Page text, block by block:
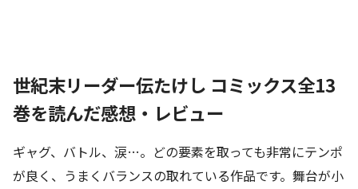
世紀末リーダー伝たけし コミックス全13
巻を読んだ感想・レビュー
ギャグ、バトル、涙…。どの要素を取っても非常にテンポ
が良く、うまくバランスの取れている作品です。舞台が小